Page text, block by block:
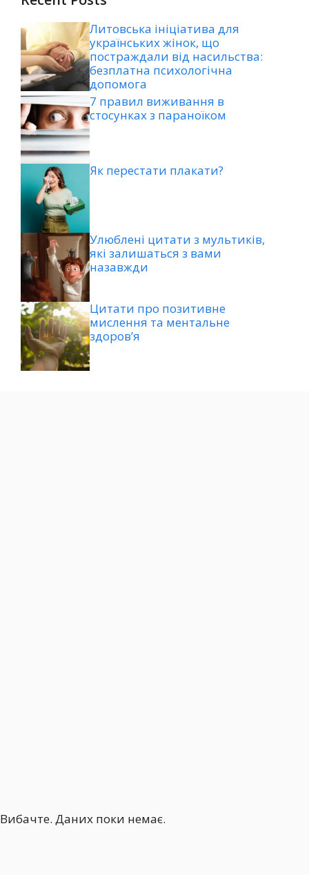
Литовська ініціатива для
українських жінок, що
постраждали від насильства:
безплатна психологічна
допомога
7 правил виживання в
стосунках з параноїком
Як перестати плакати?
Улюблені цитати з мультиків,
які залишаться з вами
назавжди
Цитати про позитивне
мислення та ментальне
здоров’я
Вибачте. Даних поки немає.